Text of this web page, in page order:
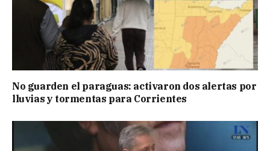
No guarden el paraguas: activaron dos alertas por
lluvias y tormentas para Corrientes